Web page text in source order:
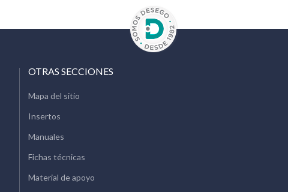
OTRAS SECCIONES
Mapa del sitio
Insertos
Manuales
Fichas técnicas
Material de apoyo